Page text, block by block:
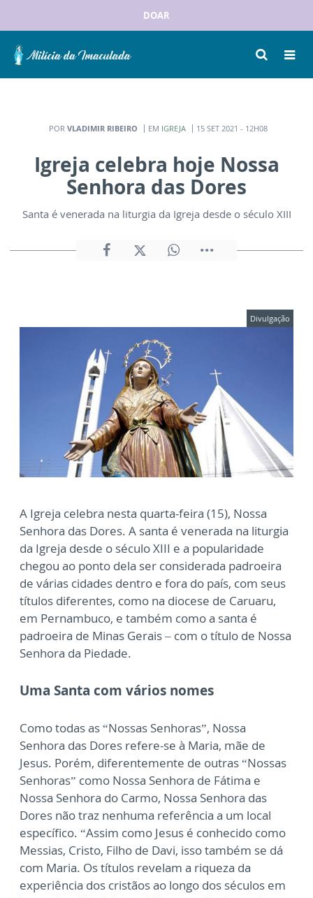
DOAR
POR VLADIMIR RIBEIRO EM IGREJA 15 SET 2021 - 12H08
Igreja celebra hoje Nossa
Senhora das Dores
Santa é venerada na liturgia da Igreja desde o século XIII
Divulgação
A Igreja celebra nesta quarta-feira (15), Nossa
Senhora das Dores. A santa é venerada na liturgia
da Igreja desde o século XIII e a popularidade
chegou ao ponto dela ser considerada padroeira
de várias cidades dentro e fora do país, com seus
títulos diferentes, como na diocese de Caruaru,
em Pernambuco, e também como a santa é
padroeira de Minas Gerais – com o título de Nossa
Senhora da Piedade.
Uma Santa com vários nomes
Como todas as “Nossas Senhoras”, Nossa
Senhora das Dores refere-se à Maria, mãe de
Jesus. Porém, diferentemente de outras “Nossas
Senhoras” como Nossa Senhora de Fátima e
Nossa Senhora do Carmo, Nossa Senhora das
Dores não traz nenhuma referência a um local
específico. “Assim como Jesus é conhecido como
Messias, Cristo, Filho de Davi, isso também se dá
com Maria. Os títulos revelam a riqueza da
experiência dos cristãos ao longo dos séculos em